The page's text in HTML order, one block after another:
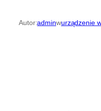
Autor:adminwurządzenie